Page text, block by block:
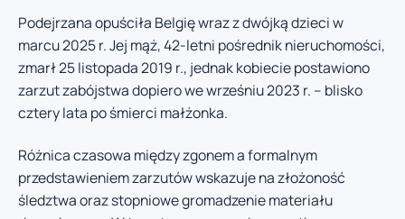
Podejrzana opuściła Belgię wraz z dwójką dzieci w
marcu 2025 r. Jej mąż, 42-letni pośrednik nieruchomości,
zmarł 25 listopada 2019 r., jednak kobiecie postawiono
zarzut zabójstwa dopiero we wrześniu 2023 r. – blisko
cztery lata po śmierci małżonka.
Różnica czasowa między zgonem a formalnym
przedstawieniem zarzutów wskazuje na złożoność
śledztwa oraz stopniowe gromadzenie materiału